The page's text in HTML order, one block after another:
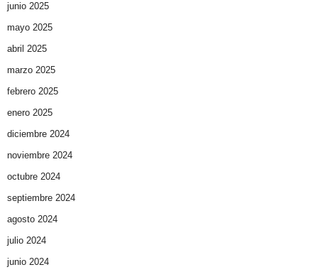
junio 2025
mayo 2025
abril 2025
marzo 2025
febrero 2025
enero 2025
diciembre 2024
noviembre 2024
octubre 2024
septiembre 2024
agosto 2024
julio 2024
junio 2024